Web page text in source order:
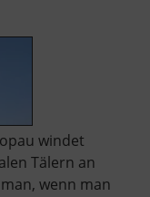
windet
Tälern an
wenn man